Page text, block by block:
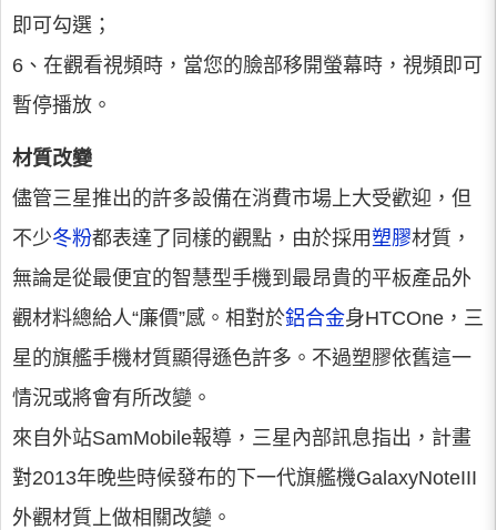
即可勾選；
6、在觀看視頻時，當您的臉部移開螢幕時，視頻即可
暫停播放。
材質改變
儘管三星推出的許多設備在消費市場上大受歡迎，但
不少冬粉都表達了同樣的觀點，由於採用塑膠材質，
無論是從最便宜的智慧型手機到最昂貴的平板產品外
觀材料總給人“廉價”感。相對於鋁合金身HTCOne，三
星的旗艦手機材質顯得遜色許多。不過塑膠依舊這一
情況或將會有所改變。
來自外站SamMobile報導，三星內部訊息指出，計畫
對2013年晚些時候發布的下一代旗艦機GalaxyNoteIII
外觀材質上做相關改變。